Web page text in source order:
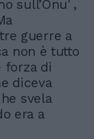
sull’Onu' ,
guerre a
non è tutto
forza di
diceva
svela
era a